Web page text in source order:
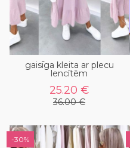
gaisīga kleita ar plecu
lencītēm
25.20 €
36.00 €
-30%